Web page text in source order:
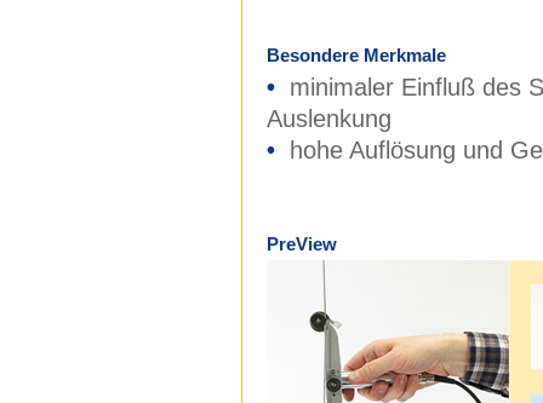
Besondere Merkmale
• minimaler Einfluß des
Auslenkung
• hohe Auflösung und
PreView